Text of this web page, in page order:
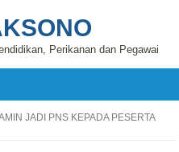
Perikanan dan Pegawai
JADI PNS KEPADA PESERTA